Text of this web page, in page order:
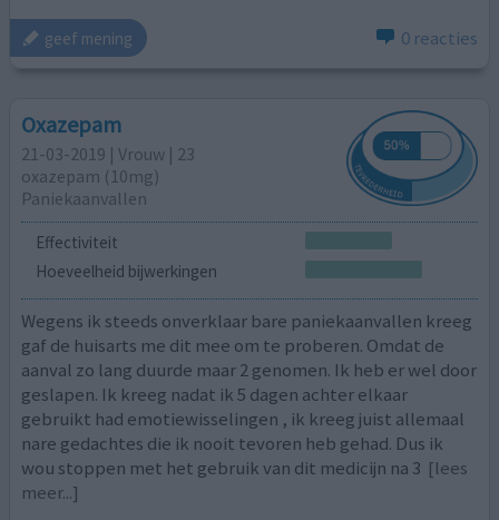
geef mening 0 reacties
Oxazepam
21-03-2019 | Vrouw | 23
oxazepam (10mg)
Paniekaanvallen
Effectiviteit
Hoeveelheid bijwerkingen
Wegens ik steeds onverklaar bare paniekaanvallen kreeg
gaf de huisarts me dit mee om te proberen. Omdat de
aanval zo lang duurde maar 2 genomen. Ik heb er wel door
geslapen. Ik kreeg nadat ik 5 dagen achter elkaar
gebruikt had emotiewisselingen , ik kreeg juist allemaal
nare gedachtes die ik nooit tevoren heb gehad. Dus ik
wou stoppen met het gebruik van dit medicijn na 3 [lees
meer...]